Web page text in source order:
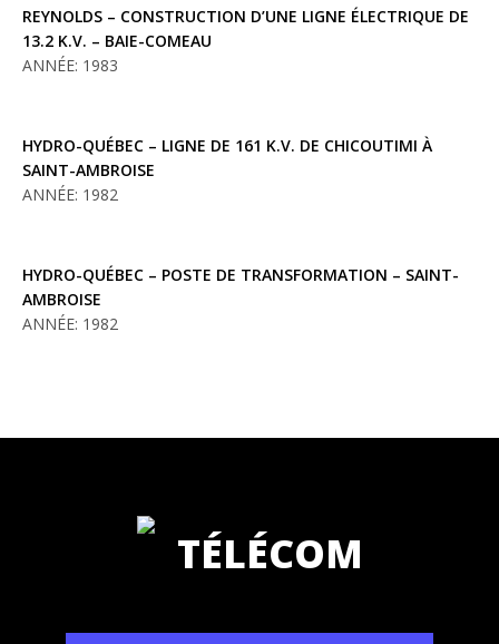
REYNOLDS – CONSTRUCTION D’UNE LIGNE ÉLECTRIQUE DE
13.2 K.V. – BAIE-COMEAU
ANNÉE: 1983
HYDRO-QUÉBEC – LIGNE DE 161 K.V. DE CHICOUTIMI À
SAINT-AMBROISE
ANNÉE: 1982
HYDRO-QUÉBEC – POSTE DE TRANSFORMATION – SAINT-
AMBROISE
ANNÉE: 1982
TÉLÉCOM